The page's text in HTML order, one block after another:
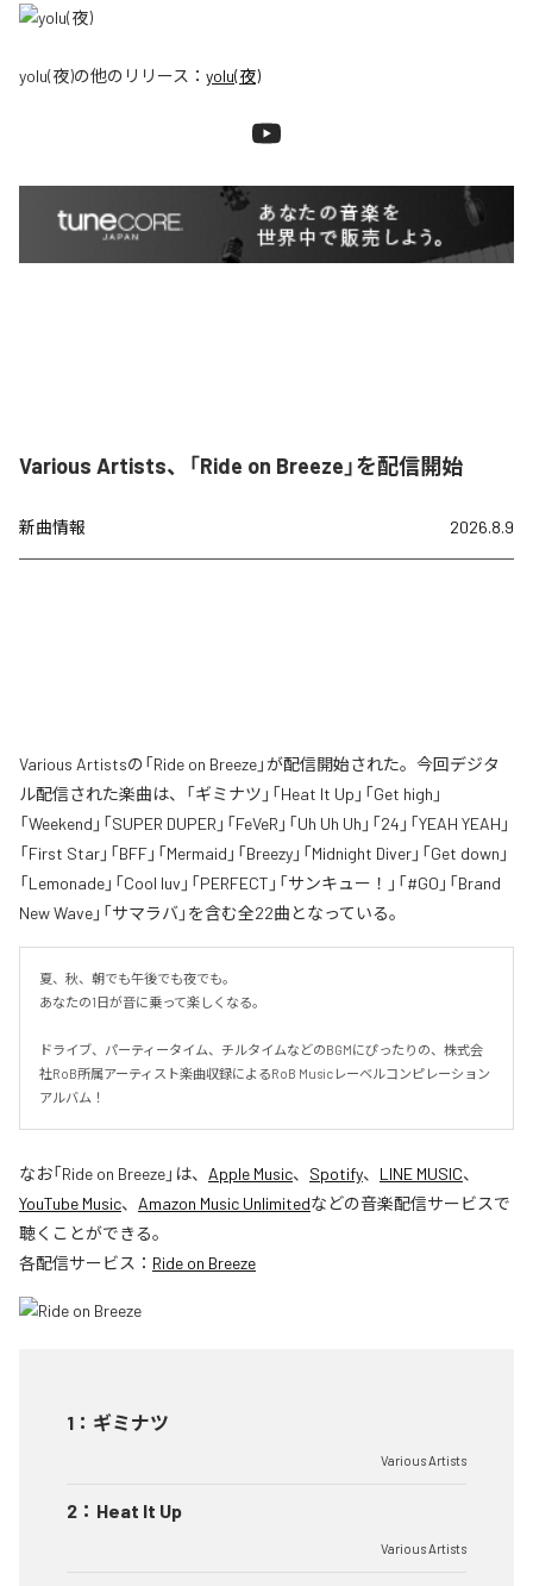
yolu(夜)の他のリリース： yolu(夜)
Various Artists、「Ride on Breeze」を配信開始
新曲情報 2026.8.9
Various Artistsの「Ride on Breeze」が配信開始された。今回デジタ
ル配信された楽曲は、「ギミナツ」「Heat It Up」「Get high」
「Weekend」「SUPER DUPER」「FeVeR」「Uh Uh Uh」「24」「YEAH YEAH」
「First Star」「BFF」「Mermaid」「Breezy」「Midnight Diver」「Get down」
「Lemonade」「Cool luv」「PERFECT」「サンキュー！」「#GO」「Brand
New Wave」「サマラバ」を含む全22曲となっている。
夏、秋、朝でも午後でも夜でも。
あなたの1日が音に乗って楽しくなる。
ドライブ、パーティータイム、チルタイムなどのBGMにぴったりの、株式会
社RoB所属アーティスト楽曲収録によるRoB Musicレーベルコンピレーション
アルバム！
なお「Ride on Breeze」は、 Apple Music、 Spotify、 LINE MUSIC、
YouTube Music、 Amazon Music Unlimitedなどの音楽配信サービスで
聴くことができる。
各配信サービス： Ride on Breeze
1 ： ギミナツ
Various Artists
2 ： Heat It Up
Various Artists